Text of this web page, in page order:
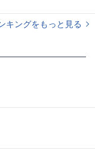
キングをもっと見る